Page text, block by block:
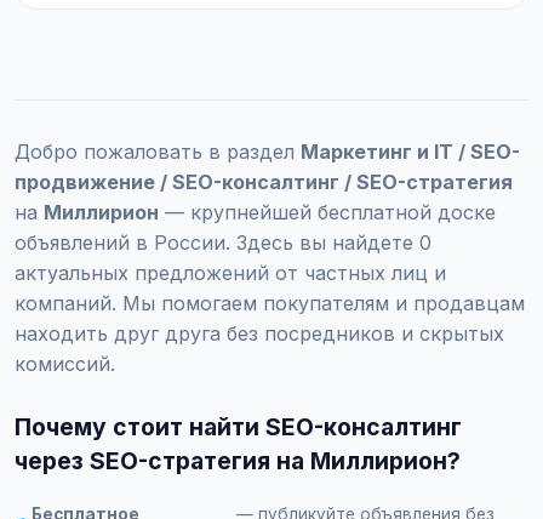
Добро пожаловать в раздел Маркетинг и IT / SEO-
продвижение / SEO-консалтинг / SEO-стратегия
на Миллирион — крупнейшей бесплатной доске
объявлений в России. Здесь вы найдете 0
актуальных предложений от частных лиц и
компаний. Мы помогаем покупателям и продавцам
находить друг друга без посредников и скрытых
комиссий.
Почему стоит найти SEO-консалтинг
через SEO-стратегия на Миллирион?
Бесплатное
— публикуйте объявления без